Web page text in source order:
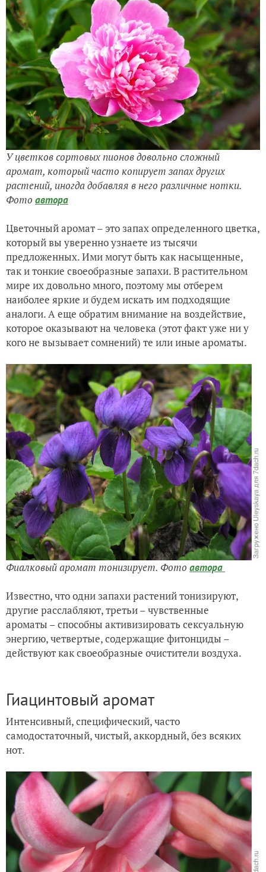
У цветков сортовых пионов довольно сложный
аромат, который часто копирует запах других
растений, иногда добавляя в него различные нотки.
Фото автора
Цветочный аромат – это запах определенного цветка,
который вы уверенно узнаете из тысячи
предложенных. Ими могут быть как насыщенные,
так и тонкие своеобразные запахи. В растительном
мире их довольно много, поэтому мы отберем
наиболее яркие и будем искать им подходящие
аналоги. А еще обратим внимание на воздействие,
которое оказывают на человека (этот факт уже ни у
кого не вызывает сомнений) те или иные ароматы.
Фиалковый аромат тонизирует. Фото автора
Известно, что одни запахи растений тонизируют,
другие расслабляют, третьи – чувственные
ароматы – способны активизировать сексуальную
энергию, четвертые, содержащие фитонциды –
действуют как своеобразные очистители воздуха.
Гиацинтовый аромат
Интенсивный, специфический, часто
самодостаточный, чистый, аккордный, без всяких
нот.